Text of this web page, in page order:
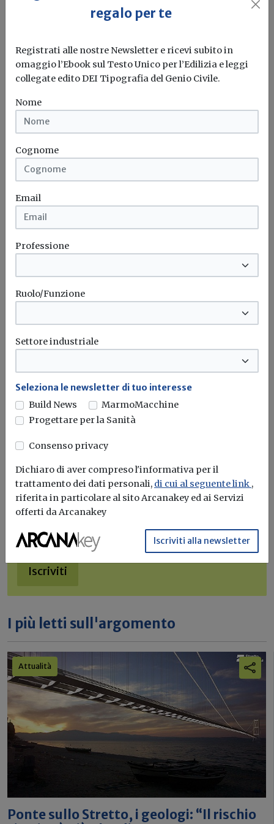
Il WWF lancia l’allarme sul consumo di risorse naturali:
Sostenibilità Casa&Clima
Attualità
Nuovo Tuir, dal 2027 entra in vigore il
confermati anche i bonus edilizi
Pubblicato il decreto legislativo n. 117/2026 che riordina la
disciplina fiscale in...
Superbonus
Iscriviti alla newsletter di
Build News
Rimani aggiornato sulle ultime
novità in campo di efficienza
energetica e sostenibilità edile
Iscriviti
I più letti sull'argomento
Attualità
Ponte sullo Stretto, i geologi: “Il rischio
regalo per te
Registrati alle nostre Newsletter e ricevi subito in
omaggio l’Ebook sul Testo Unico per l’Edilizia e leggi
collegate edito DEI Tipografia del Genio Civile.
Nome
Cognome
Email
Professione
Ruolo/Funzione
Settore industriale
Seleziona le newsletter di tuo interesse
Build News
MarmoMacchine
Progettare per la Sanità
Consenso privacy
Dichiaro di aver compreso l'informativa per il
trattamento dei dati personali, di cui al seguente link ,
riferita in particolare al sito Arcanakey ed ai Servizi
offerti da Arcanakey
Iscriviti alla newsletter